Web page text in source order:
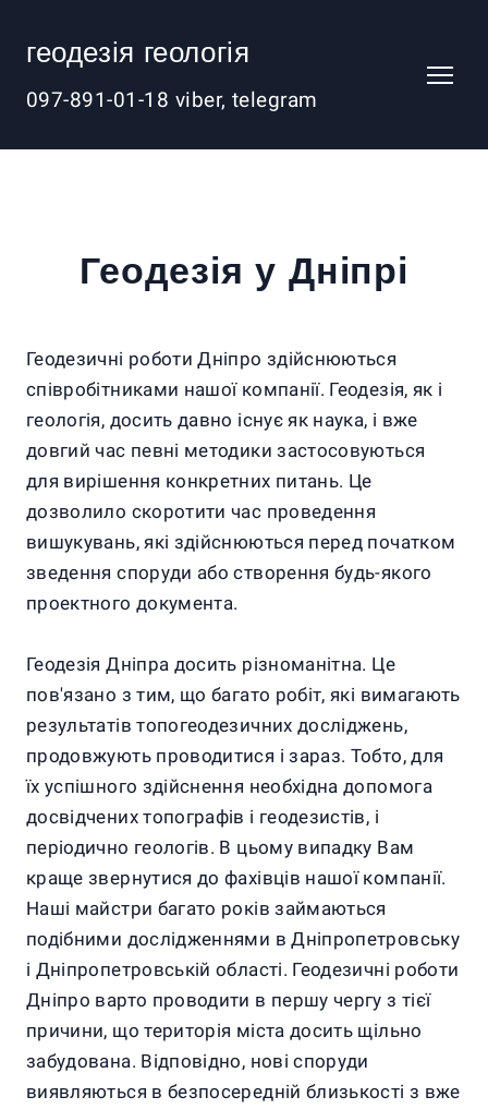
геодезія геологія
097-891-01-18 viber, telegram
Геодезія у Дніпрі
Геодезичні роботи Дніпро здійснюються
співробітниками нашої компанії. Геодезія, як і
геологія, досить давно існує як наука, і вже
довгий час певні методики застосовуються
для вирішення конкретних питань. Це
дозволило скоротити час проведення
вишукувань, які здійснюються перед початком
зведення споруди або створення будь-якого
проектного документа.
Геодезія Дніпра досить різноманітна. Це
пов'язано з тим, що багато робіт, які вимагають
результатів топогеодезичних досліджень,
продовжують проводитися і зараз. Тобто, для
їх успішного здійснення необхідна допомога
досвідчених топографів і геодезистів, і
періодично геологів. В цьому випадку Вам
краще звернутися до фахівців нашої компанії.
Наші майстри багато років займаються
подібними дослідженнями в Дніпропетровську
і Дніпропетровській області. Геодезичні роботи
Дніпро варто проводити в першу чергу з тієї
причини, що територія міста досить щільно
забудована. Відповідно, нові споруди
виявляються в безпосередній близькості з вже